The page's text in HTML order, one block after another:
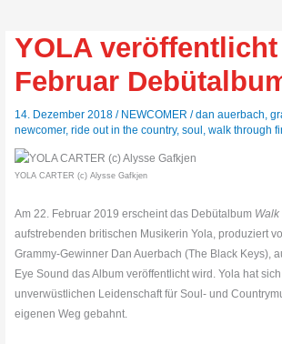
YOLA
Februar
14. Dezember 2018/ NEWCOMER /dan auerbach ,
newcomer,ride out in the country,soul ,walk through
YOLA CARTER (c) Alysse Gafkjen
Am 22. Februar 2019 erscheint das Debütalbum
aufstrebenden britischen Musikerin Yola, produziert
Grammy-Gewinner Dan Auerbach (The Black Keys),
Eye Sound das Album veröffentlicht wird. Yola hat
unverwüstlichen Leidenschaft für Soul- und
eigenen Weg gebahnt.